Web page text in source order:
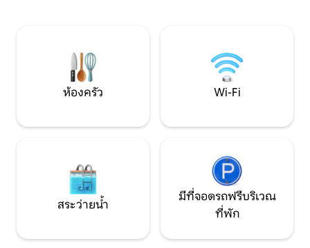
บันเทิงยามค่ำคืนแ
และสวนสาธารณะเ
ห้องครัว Wi-Fi
สระว่ายน้ำ
มีที่จอดรถฟรีบริเวณ
ที่พัก